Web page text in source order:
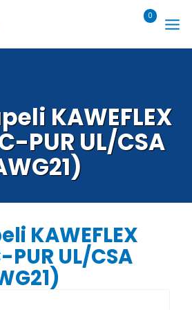
0
KAWEFLEX
PUR UL/CSA
KAWEFLEX
UL/CSA